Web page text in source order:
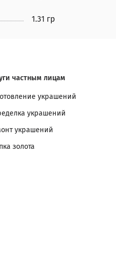
1.31 гр
частным лицам
украшений
украшений
украшений
золота